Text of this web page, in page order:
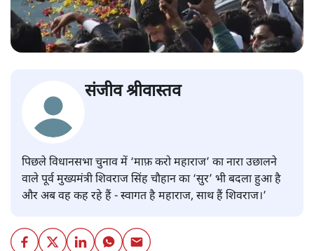
संजीव श्रीवास्तव
पिछले विधानसभा चुनाव में ‘माफ़ करो महाराज’ का नारा उछालने
वाले पूर्व मुख्यमंत्री शिवराज सिंह चौहान का ‘सुर’ भी बदला हुआ है
और अब वह कह रहे हैं - स्वागत है महाराज, साथ हैं शिवराज।’